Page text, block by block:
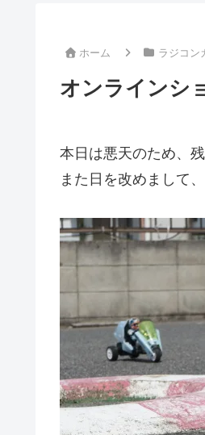
ホーム ラジコン
オンラインシ
本日は悪天のため、
また日を改めまして